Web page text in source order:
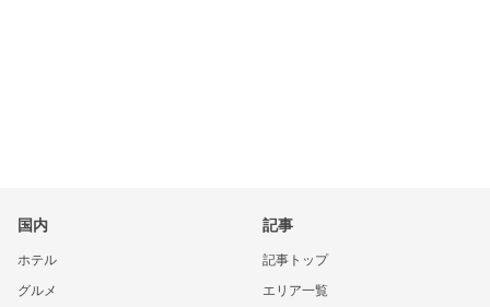
国内
ホテル
グルメ
記事
記事トップ
エリア一覧